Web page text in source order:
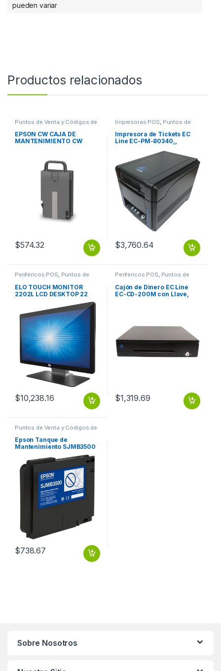
pueden variar
Productos relacionados
Puntos de Venta y Códigos de
Suministros POS Retail y
Auto ID
EPSON CW CAJA DE
MANTENIMIENTO CW
$574.32
Impresoras POS Puntos de
Venta y Códigos de Barra
Impresora de Tickets EC
Line EC-PM-80340,,
Alámbrico, 203 x 203DPI,
USB 2.0, Negro 300 MM/S
PAPEL 80 MM INTERFAZ
USB
$3,760.64
Periféricos POS, Puntos de
Venta y Códigos de Barra
ELO TOUCH MONITOR
2202L LCD DESKTOP 22
CAPACITIVE 10-TOUCH B
$10,238.16
Periféricos POS, Puntos de
Venta y Códigos de Barra
Cajón de Dinero EC Line
EC-CD-200M con Llave,
$1,319.69
Puntos de Venta y Códigos de
Suministros POS Retail y
Auto ID
Epson Tanque de
Mantenimiento SJMB3500
para ColorWorks C3500
PARA TM-C3500
(SJMB3500)
$738.67
Sobre Nosotros